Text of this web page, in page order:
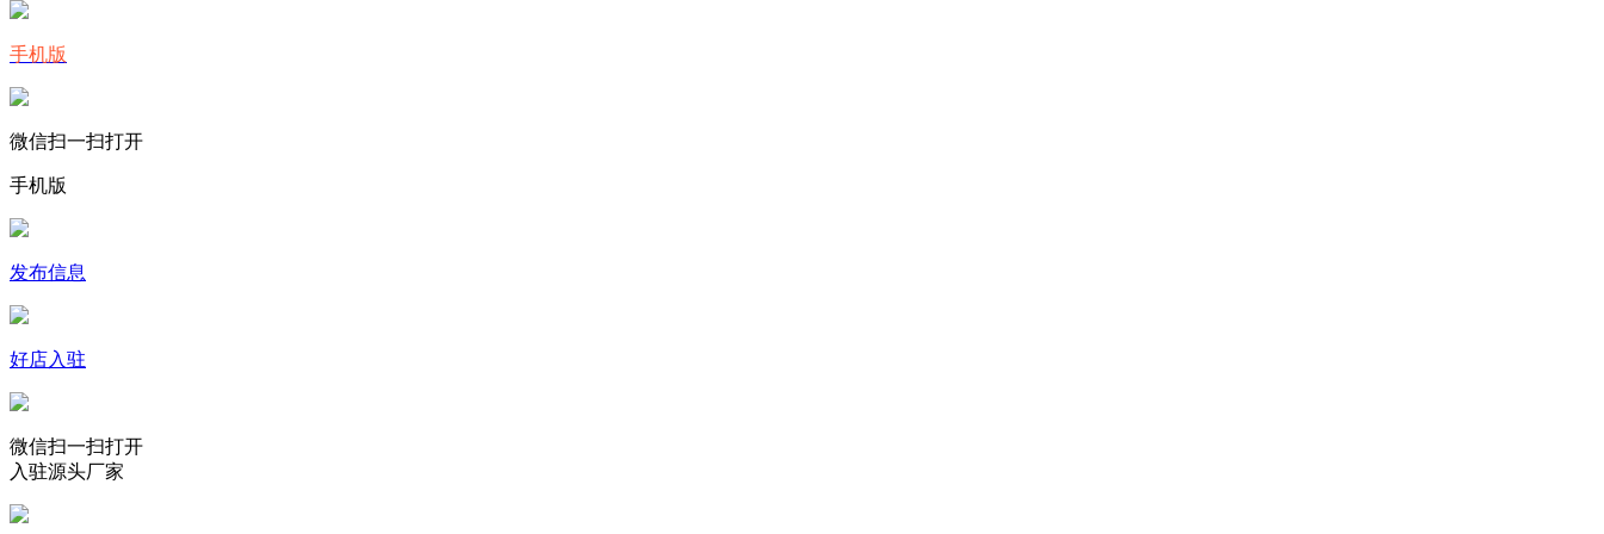
手机版
微信扫一扫打开
手机版
发布信息
好店入驻
微信扫一扫打开
入驻源头厂家